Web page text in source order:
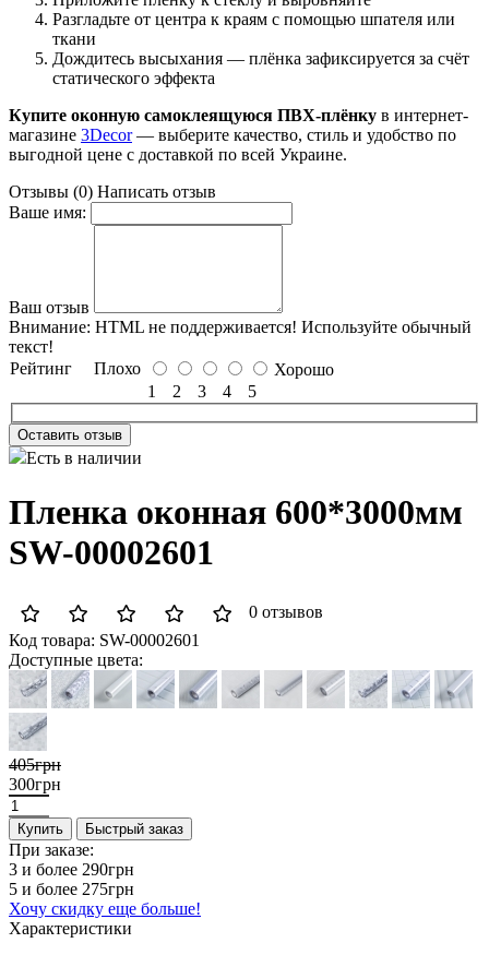
Разгладьте от центра к краям с помощью шпателя или
ткани
Дождитесь высыхания — плёнка зафиксируется за счёт
статического эффекта
Купите оконную самоклеящуюся ПВХ-плёнку в интернет-
магазине 3Decor— выберите качество, стиль и удобство по
выгодной цене с доставкой по всей Украине.
Отзывы (0) Написать отзыв
Ваше имя:
Ваш отзыв
Внимание: HTML не поддерживается! Используйте обычный
текст!
Рейтинг Плохо
Хорошо
1
2 3 4 5
Оставить отзыв
Есть в наличии
Пленка оконная 600*3000мм
SW-00002601
0 отзывов
Код товара: SW-00002601
Доступные цвета:
405грн
300грн
Купить Быстрый заказ
При заказе:
3 и более 290грн
5 и более 275грн
Хочу скидку еще больше!
Характеристики